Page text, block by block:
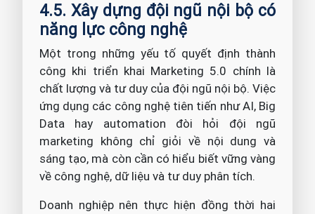
4.5. Xây dựng đội ngũ nội bộ có
năng lực công nghệ
Một trong những yếu tố quyết định thành
công khi triển khai Marketing 5.0 chính là
chất lượng và tư duy của đội ngũ nội bộ. Việc
ứng dụng các công nghệ tiên tiến như AI, Big
Data hay automation đòi hỏi đội ngũ
marketing không chỉ giỏi về nội dung và
sáng tạo, mà còn cần có hiểu biết vững vàng
về công nghệ, dữ liệu và tư duy phân tích.
Doanh nghiệp nên thực hiện đồng thời hai